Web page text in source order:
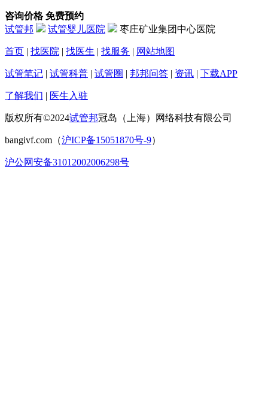
咨询价格 免费预约
试管邦
试管婴儿医院 枣庄矿业集团中心医院
首页 | 找医院 | 找医生 | 找服务 | 网站地图
试管笔记 | 试管科普 | 试管圈 | 邦邦问答 | 资讯 | 下载APP
了解我们 | 医生入驻
版权所有©2024试管邦冠岛（上海）网络科技有限公司
bangivf.com（沪ICP备15051870号-9）
沪公网安备31012002006298号